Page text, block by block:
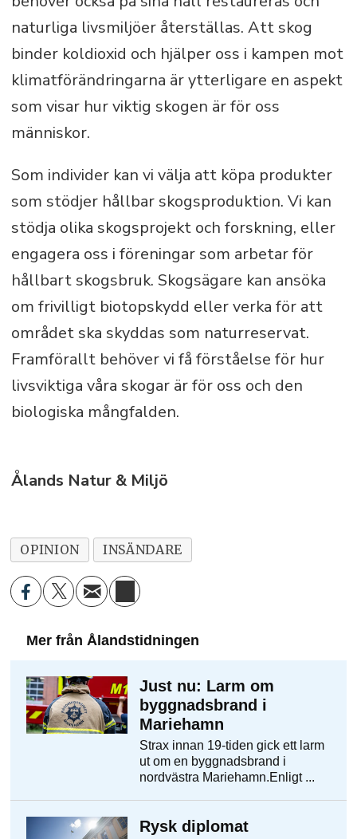
naturliga livsmiljöer återställas. Att skog
binder koldioxid och hjälper oss i kampen mot
klimatförändringarna är ytterligare en aspekt
som visar hur viktig skogen är för oss
människor.
Som individer kan vi välja att köpa produkter
som stödjer hållbar skogsproduktion. Vi kan
stödja olika skogsprojekt och forskning, eller
engagera oss i föreningar som arbetar för
hållbart skogsbruk. Skogsägare kan ansöka
om frivilligt biotopskydd eller verka för att
området ska skyddas som naturreservat.
Framförallt behöver vi få förståelse för hur
livsviktiga våra skogar är för oss och den
biologiska mångfalden.
Ålands Natur & Miljö
OPINION INSÄNDARE